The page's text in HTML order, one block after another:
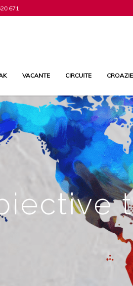
671
VACANTE CIRCUITE